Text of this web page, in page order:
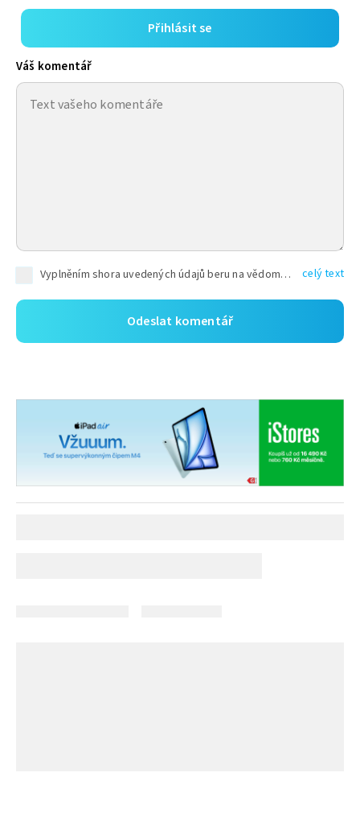
Přihlásit se
Váš komentář
Vyplněním shora uvedených údajů beru na vědomí, že společnost TEXT FACTORY s.r.o., sídlem Brno, Durďákova 336/29, Černá Pole, PSČ: 613 00, IČ: 06157831, zapsané u Krajského soudu v Brně, oddíl C, vložka 100399, bude zpracovávat mé osobní údaje uvedené v rámci mnou vyplněného registračního formuláře na základě oprávněných zájmů TEXT FACTORY s.r.o. dle čl. 6 odst. 1 písm. f) GDPR a pro splnění právních povinností (čl. 6 odst. 1 písm. c) GDPR), a to pro tyto účely: nezbytnost zajistit oprávnění návštěvníka webových stránek provozovaných společností TEXT FACTORY s.r.o. přispívat aktivně ke zveřejněným článkům nebo v rámci diskusních fór a výkon práv TEXT FACTORY s.r.o. jako administrátora těchto diskusních fór. Více informací o zpracování osobních údajů a právech lze nalézt v celý text